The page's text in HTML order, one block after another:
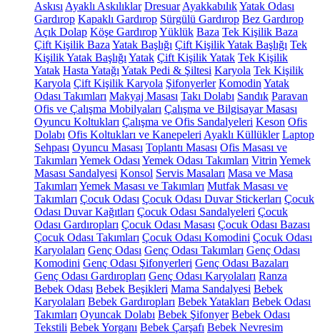
Askısı Ayaklı Askılıklar Dresuar AyakkabılıkYatak Odası
Gardırop Kapaklı Gardırop Sürgülü Gardırop Bez Gardırop
Açık Dolap Köşe GardıropYüklük Baza Tek Kişilik Baza
Çift Kişilik Baza Yatak Başlığı Çift Kişilik Yatak Başlığı Tek
Kişilik Yatak Başlığı Yatak Çift Kişilik Yatak Tek Kişilik
Yatak Hasta Yatağı Yatak Pedi & Şiltesi Karyola Tek Kişilik
Karyola Çift Kişilik Karyola Şifonyerler Komodin Yatak
Odası Takımları Makyaj Masası Takı Dolabı Sandık Paravan
Ofis ve Çalışma Mobilyaları Çalışma ve Bilgisayar Masası
Oyuncu Koltukları Çalışma ve Ofis Sandalyeleri Keson Ofis
Dolabı Ofis Koltukları ve Kanepeleri Ayaklı Küllükler Laptop
Sehpası Oyuncu Masası Toplantı Masası Ofis Masası ve
Takımları Yemek Odası Yemek Odası Takımları Vitrin Yemek
Masası Sandalyesi Konsol Servis Masaları Masa ve Masa
Takımları Yemek Masası ve Takımları Mutfak Masası ve
Takımları Çocuk Odası Çocuk Odası Duvar Stickerları Çocuk
Odası Duvar Kağıtları Çocuk Odası Sandalyeleri Çocuk
Odası Gardıropları Çocuk Odası Masası Çocuk Odası Bazası
Çocuk Odası Takımları Çocuk Odası Komodini Çocuk Odası
Karyolaları Genç Odası Genç Odası Takımları Genç Odası
Komodini Genç Odası Şifonyerleri Genç Odası Bazaları
Genç Odası Gardıropları Genç Odası Karyolaları Ranza
Bebek Odası Bebek Beşikleri Mama Sandalyesi Bebek
Karyolaları Bebek Gardıropları Bebek Yatakları Bebek Odası
Takımları Oyuncak Dolabı Bebek Şifonyer Bebek Odası
Tekstili Bebek Yorganı Bebek Çarşafı Bebek Nevresim